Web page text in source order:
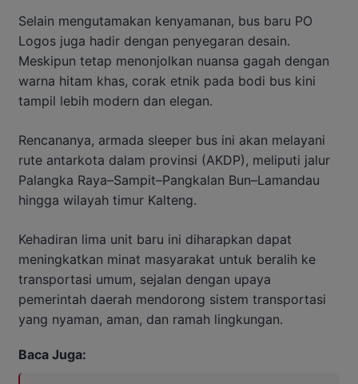
Selain mengutamakan kenyamanan, bus baru PO
Logos juga hadir dengan penyegaran desain.
Meskipun tetap menonjolkan nuansa gagah dengan
warna hitam khas, corak etnik pada bodi bus kini
tampil lebih modern dan elegan.
Rencananya, armada sleeper bus ini akan melayani
rute antarkota dalam provinsi (AKDP), meliputi jalur
Palangka Raya–Sampit–Pangkalan Bun–Lamandau
hingga wilayah timur Kalteng.
Kehadiran lima unit baru ini diharapkan dapat
meningkatkan minat masyarakat untuk beralih ke
transportasi umum, sejalan dengan upaya
pemerintah daerah mendorong sistem transportasi
yang nyaman, aman, dan ramah lingkungan.
Baca Juga: